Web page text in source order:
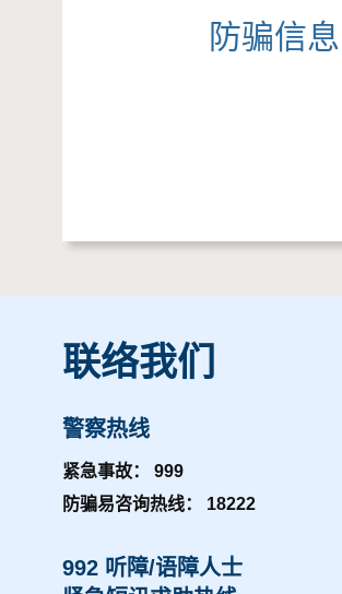
防骗信息
联络我们
警察热线
紧急事故： 999
防骗易咨询热线： 18222
992 听障/语障人士